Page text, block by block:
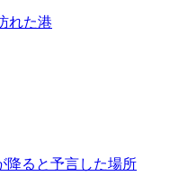
れた港
降ると予言した場所